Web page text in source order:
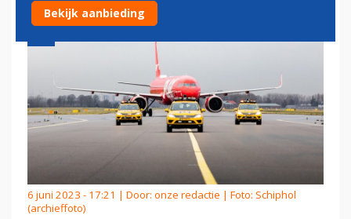
6 juni 2023 - 17:21 | Door: onze redactie | Foto: Schiphol
(archieffoto)
Bekijk aanbieding